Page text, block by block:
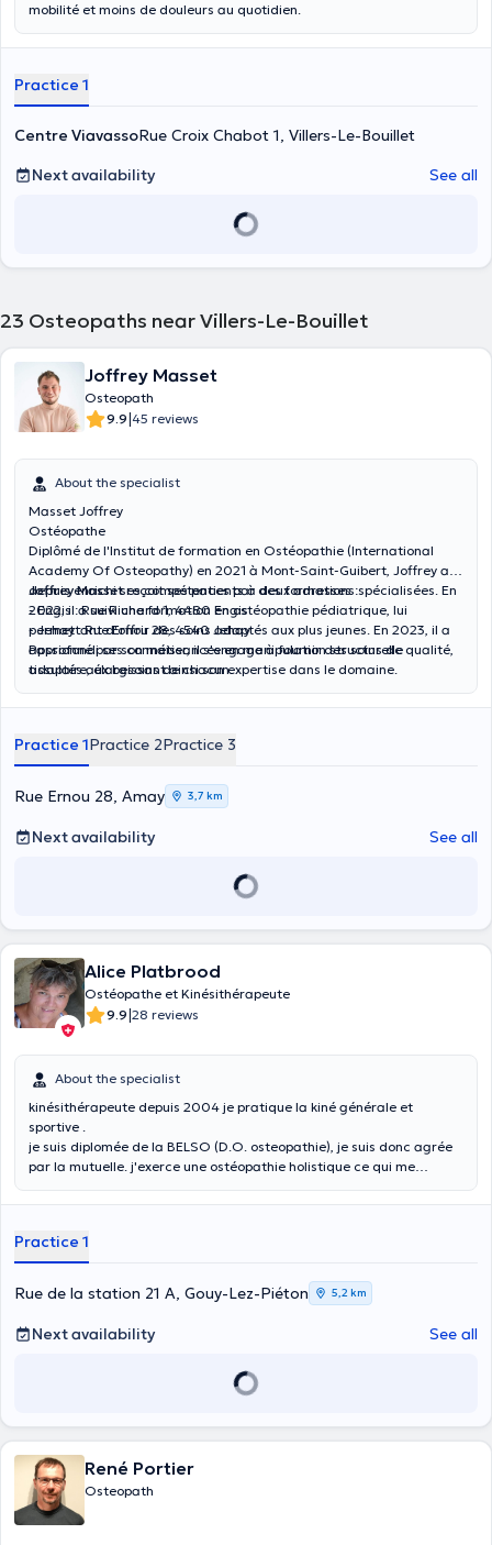
mobilité et moins de douleurs au quotidien.
Practice 1
Centre ViavassoRue Croix Chabot 1, Villers-Le-Bouillet
Next availability
See all
23 Osteopaths near Villers-Le-Bouillet
Joffrey Masset
Osteopath
9.9|45 reviews
About the specialist
Masset Joffrey
Ostéopathe
Diplômé de l'Institut de formation en Ostéopathie (International
Academy Of Osteopathy) en 2021 à Mont-Saint-Guibert, Joffrey a
depuis enrichi ses compétences par des formations spécialisées. En
2022, il a suivi une formation en ostéopathie pédiatrique, lui
permettant d'offrir des soins adaptés aux plus jeunes. En 2023, il a
approfondi ses connaissances en manipulation structurelle
tissulaire, élargissant ainsi son expertise dans le domaine.
Joffrey Massetreçoit ses patients à deux adresses :
- Engis : Rue Richard 1, 4480 Engis
- Jehay : Rue Ernou 28, 4540 Jehay
Passionné par son métier, il s'engage à fournir des soins de qualité,
adaptés aux besoins de chacun.
Practice 1Practice 2Practice 3
Rue Ernou 28, Amay 3,7 km
Next availability See all
Alice Platbrood
Ostéopathe et Kinésithérapeute
9.9|28 reviews
About the specialist
kinésithérapeute depuis 2004 je pratique la kiné générale et
sportive .
je suis diplomée de la BELSO (D.O. osteopathie), je suis donc agrée
par la mutuelle. j'exerce une ostéopathie holistique ce qui me
sacré).
Practice 1
Rue de la station 21 A, Gouy-Lez-Piéton 5,2 km
Next availability See all
René Portier
Osteopath